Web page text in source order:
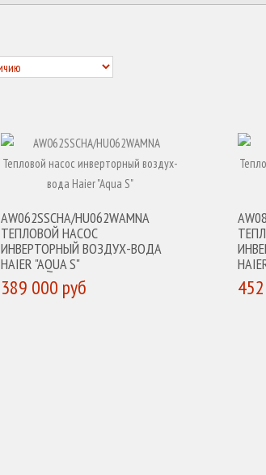
AW062SSCHA/HU062WAMNA
ТЕПЛОВОЙ НАСОС
ИНВЕРТОРНЫЙ ВОЗДУХ-ВОДА
HAIER "AQUA S"
389 000 руб